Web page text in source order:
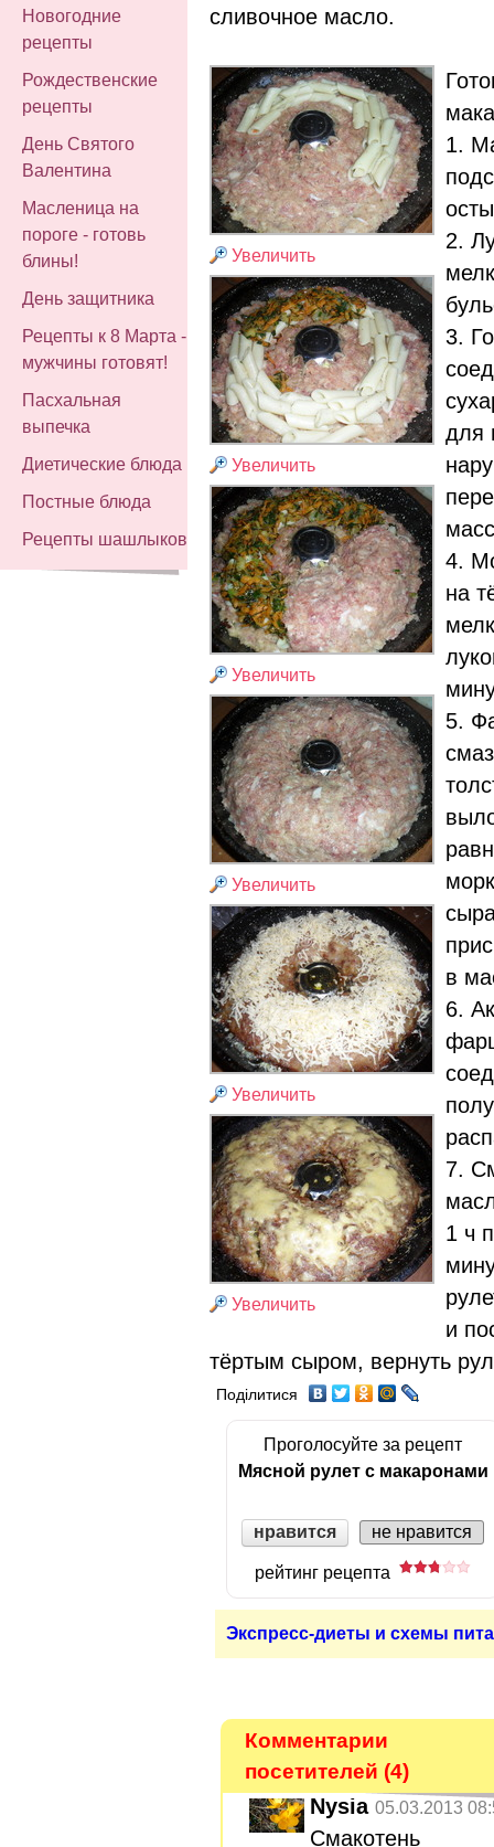
Новогодние
рецепты
Рождественские
рецепты
День Святого
Валентина
Масленица на
пороге - готовь
блины!
День защитника
Рецепты к 8 Марта -
мужчины готовят!
Пасхальная
выпечка
Диетические блюда
Постные блюда
Рецепты шашлыков
сливочное масло.
Увеличить
Увеличить
Увеличить
Увеличить
Увеличить
Увеличить
1.
2.
3.
для
4.
на
5.
в
6.
7.
1 ч
и
тёртым сыром, вернуть
Поділитися
Проголосуйте за рецепт
Мясной рулет с макаронами
нравится не нравится
рейтинг рецепта
Экспресс-диеты и схемы
Комментарии
посетителей (4)
Nysia 05.03.2013
Смакотень